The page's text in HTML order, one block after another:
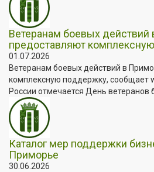
Ветеранам боевых действий
предоставляют
01.07.2026
Ветеранам боевых действий в
комплексную поддержку, сообщает
России отмечается День ветеранов
Каталог мер поддержки
Приморье
30.06.2026